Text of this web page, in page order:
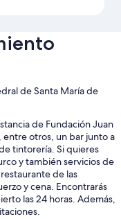
de Santa María de
de Fundación Juan
otros, un bar junto a
tintorería. Si quieres
y también servicios de
de las
y cena. Encontrarás
las 24 horas. Además,